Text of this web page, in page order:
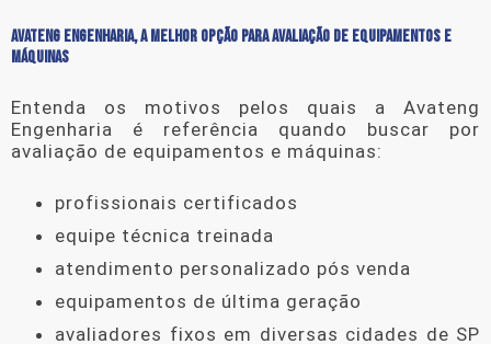
AVATENG ENGENHARIA, A MELHOR OPÇÃO PARA AVALIAÇÃO DE EQUIPAMENTOS E
MÁQUINAS
Entenda os motivos pelos quais a Avateng
Engenharia é referência quando buscar por
avaliação de equipamentos e máquinas:
profissionais certificados
equipe técnica treinada
atendimento personalizado pós venda
equipamentos de última geração
avaliadores fixos em diversas cidades de SP